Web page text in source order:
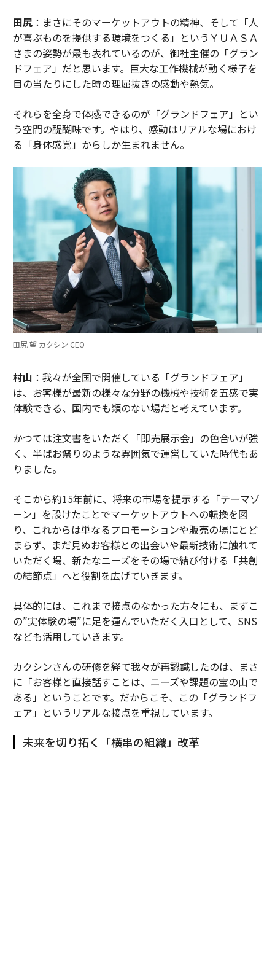
田尻：まさにそのマーケットアウトの精神、そして「人
が喜ぶものを提供する環境をつくる」というＹＵＡＳＡ
さまの姿勢が最も表れているのが、御社主催の「グラン
ドフェア」だと思います。巨大な工作機械が動く様子を
目の当たりにした時の理屈抜きの感動や熱気。
それらを全身で体感できるのが「グランドフェア」とい
う空間の醍醐味です。やはり、感動はリアルな場におけ
る「身体感覚」からしか生まれません。
田尻 望 カクシン CEO
村山 ：我々が全国で開催している「グランドフェア」
は、お客様が最新の様々な分野の機械や技術を五感で実
体験できる、国内でも類のない場だと考えています。
かつては注文書をいただく「即売展示会」の色合いが強
く、半ばお祭りのような雰囲気で運営していた時代もあ
りました。
そこから約15年前に、将来の市場を提示する「テーマゾ
ーン」を設けたことでマーケットアウトへの転換を図
り、これからは単なるプロモーションや販売の場にとど
まらず、まだ見ぬお客様との出会いや最新技術に触れて
いただく場、新たなニーズをその場で結び付ける「共創
の結節点」へと役割を広げていきます。
具体的には、これまで接点のなかった方々にも、まずこ
の”実体験の場”に足を運んでいただく入口として、SNS
なども活用していきます。
カクシンさんの研修を経て我々が再認識したのは、まさ
に「お客様と直接話すことは、ニーズや課題の宝の山で
ある」ということです。だからこそ、この「グランドフ
ェア」というリアルな接点を重視しています。
未来を切り拓く「横串の組織」改革